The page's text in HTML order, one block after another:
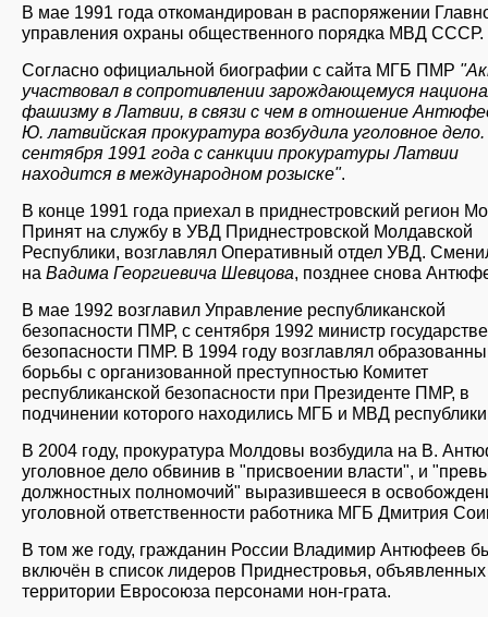
В мае 1991 года откомандирован в распоряжении
управления охраны общественного порядка МВД СССР.
Согласно официальной биографии с сайта МГБ ПМР
участвовал в сопротивлении зарождающемуся
фашизму в Латвии, в связи с чем в отношение
Ю. латвийская прокуратура возбудила уголовное
сентября 1991 года с санкции прокуратуры Латвии
находится в международном розыске".
В конце 1991 года приехал в приднестровский регион
Принят на службу в УВД Приднестровской Молдавской
Республики, возглавлял Оперативный отдел УВД.
на Вадима Георгиевича Шевцова, позднее снова
В мае 1992 возглавил Управление республиканской
безопасности ПМР, с сентября 1992 министр
безопасности ПМР. В 1994 году возглавлял
борьбы с организованной преступностью Комитет
республиканской безопасности при Президенте ПМР, в
подчинении которого находились МГБ и МВД
В 2004 году, прокуратура Молдовы возбудила на В.
уголовное дело обвинив в "присвоении власти", и
должностных полномочий" выразившееся в
уголовной ответственности работника МГБ Дмитрия
В том же году, гражданин России Владимир Антюфеев
включён в список лидеров Приднестровья,
территории Евросоюза персонами нон-грата.